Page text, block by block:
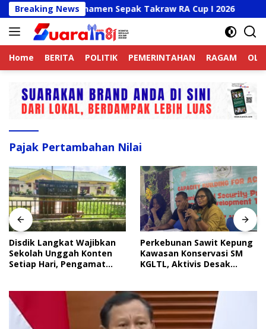
Langsung
ke
konten
Breaking News
Buka Turnamen Sepak Takraw RA Cup I 2026
Home BERITA POLITIK PEMERINTAHAN RAGAM
Pajak Pertambahan Nilai
Disdik Langkat Wajibkan
Sekolah Unggah Konten
Setiap Hari, Pengamat
Perkebunan Sawit Kepung
Kawasan Konservasi SM
KGLTL, Aktivis Desak